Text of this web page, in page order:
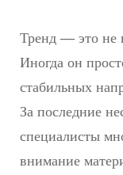
Тренд — это не
Иногда он
стабильных
За последние
специалисты
внимание